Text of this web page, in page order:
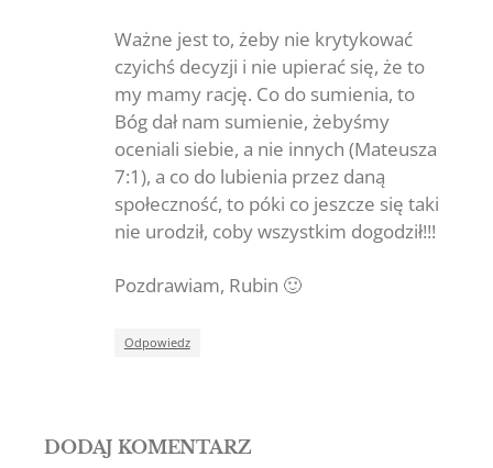
Ważne jest to, żeby nie krytykować
czyichś decyzji i nie upierać się, że to
my mamy rację. Co do sumienia, to
Bóg dał nam sumienie, żebyśmy
oceniali siebie, a nie innych (Mateusza
7:1), a co do lubienia przez daną
społeczność, to póki co jeszcze się taki
nie urodził, coby wszystkim dogodził!!!
Pozdrawiam, Rubin 🙂
Odpowiedz
DODAJ KOMENTARZ